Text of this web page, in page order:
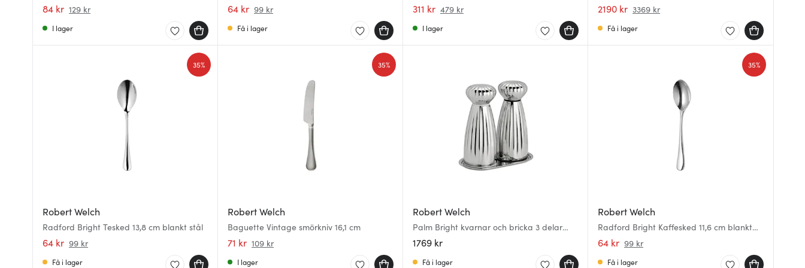
84 kr 129 kr
I lager
stål
64 kr 99 kr
Få i lager
presentlåda
311 kr 479 kr
I lager
2190 kr 3369 kr
Få i lager
Robert Welch
Radford Bright Tesked 13,8 cm blankt stål
64 kr 99 kr
35%
Få i lager
Robert Welch
Baguette Vintage smörkniv 16,1 cm
71 kr 109 kr
35%
I lager
Robert Welch
Palm Bright kvarnar och bricka 3 delar
rostfritt stål liten
1769 kr
Få i lager
Robert Welch
Radford Bright Kaffesked 11,6 cm blankt
stål
64 kr 99 kr
35%
Få i lager